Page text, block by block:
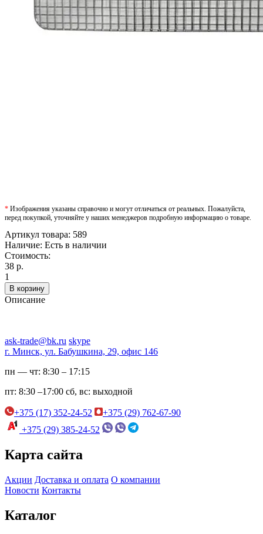
* Изображения указаны справочно и могут отличаться от реальных. Пожалуйста,
перед покупкой, уточняйте у наших менеджеров подробную информацию о товаре.
Артикул товара: 589
Наличие: Есть в наличии
Стоимость:
38 р.
1
В корзину
Описание
ask-trade@bk.ru skype
г. Минск, ул. Бабушкина, 29, офис 146
пн — чт: 8:30 – 17:15
пт: 8:30 –17:00 сб, вс: выходной
+375 (17) 352-24-52
+375 (29) 762-67-90
+375 (29) 385-24-52
Карта сайта
Акции Доставка и оплата О компании
Новости Контакты
Каталог